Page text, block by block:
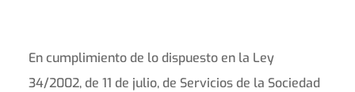
En cumplimiento de lo dispuesto en la Ley
34/2002, de 11 de julio, de Servicios de la Sociedad